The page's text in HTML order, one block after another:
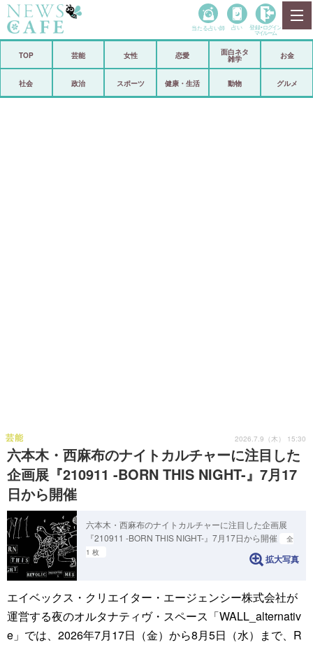
政治
当たる占い師 占い 登録• ログイン
マイルーム
TOP 芸能 女性 恋愛
面白ネタ
雑学
お金
社会 政治 スポーツ 健康・生活 動物 グルメ
六本木・西麻布のナイトカルチャーに注目した
企画展『210911 -BORN THIS NIGHT-』7月17
日から開催
芸能 2026.7.9（木） 15:30
六本木・西麻布のナイトカルチャーに注目した企画展
『210911 -BORN THIS NIGHT-』7月17日から開催
全
1 枚
拡大写真
エイベックス・クリエイター・エージェンシー株式会社が
運営する夜のオルタナティヴ・スペース「WALL_alternativ
e」では、2026年7月17日（金）から8月5日（水）まで、R